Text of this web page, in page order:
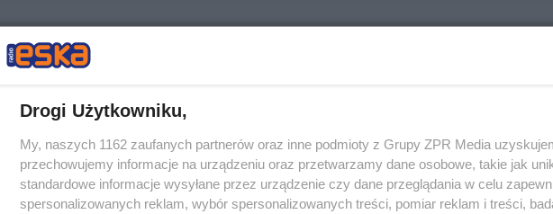
to wcale nie boli.
- o co mu chodzi?
Następne pytanie
Drogi Użytkowniku,
My, naszych 1162 zaufanych partnerów oraz inne podmioty z Grupy ZPR Media
przechowujemy informacje na urządzeniu oraz przetwarzamy dane osobowe, takie jak
standardowe informacje wysyłane przez urządzenie czy dane przeglądania w celu
spersonalizowanych reklam, wybór spersonalizowanych treści, pomiar reklam i treści,